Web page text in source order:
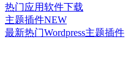
热门应用软件下载
主题插件NEW
最新热门Wordpress主题插件